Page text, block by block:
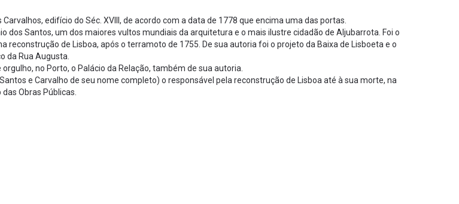
edifício do Séc. XVIII, de acordo com a data de 1778 que encima uma das portas.
dos Santos, um dos maiores vultos mundiais da arquitetura e o mais ilustre cidadão de Aljubarrota. Foi o
reconstrução de Lisboa, após o terramoto de 1755. De sua autoria foi o projeto da Baixa de Lisboeta e o
da Rua Augusta.
no Porto, o Palácio da Relação, também de sua autoria.
e Carvalho de seu nome completo) o responsável pela reconstrução de Lisboa até à sua morte, na
Obras Públicas.